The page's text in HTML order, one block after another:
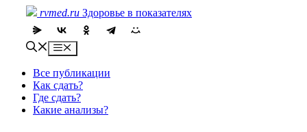
content
rvmed.ru Здоровье в показателях
Menu
Все публикации
Как сдать?
Где сдать?
Какие анализы?